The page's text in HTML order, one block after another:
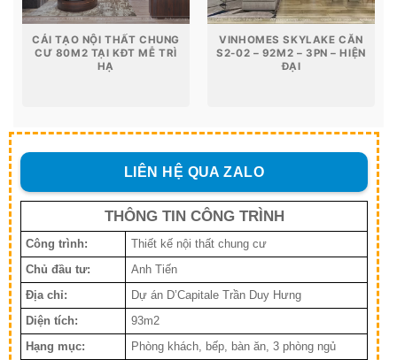
CẢI TẠO NỘI THẤT CHUNG
CƯ 80M2 TẠI KĐT MỄ TRÌ
HẠ
VINHOMES SKYLAKE CĂN
S2-02 – 92M2 – 3PN – HIỆN
ĐẠI
LIÊN HỆ QUA ZALO
THÔNG TIN CÔNG TRÌNH
Công trình:
Thiết kế nội thất chung cư
Chủ đầu tư:
Anh Tiến
Địa chỉ:
Dự án D’Capitale Trần Duy Hưng
Diện tích:
93m2
Hạng mục:
Phòng khách, bếp, bàn ăn, 3 phòng ngủ